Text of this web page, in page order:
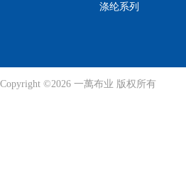
涤纶系列
Copyright ©2026 一萬布业 版权所有